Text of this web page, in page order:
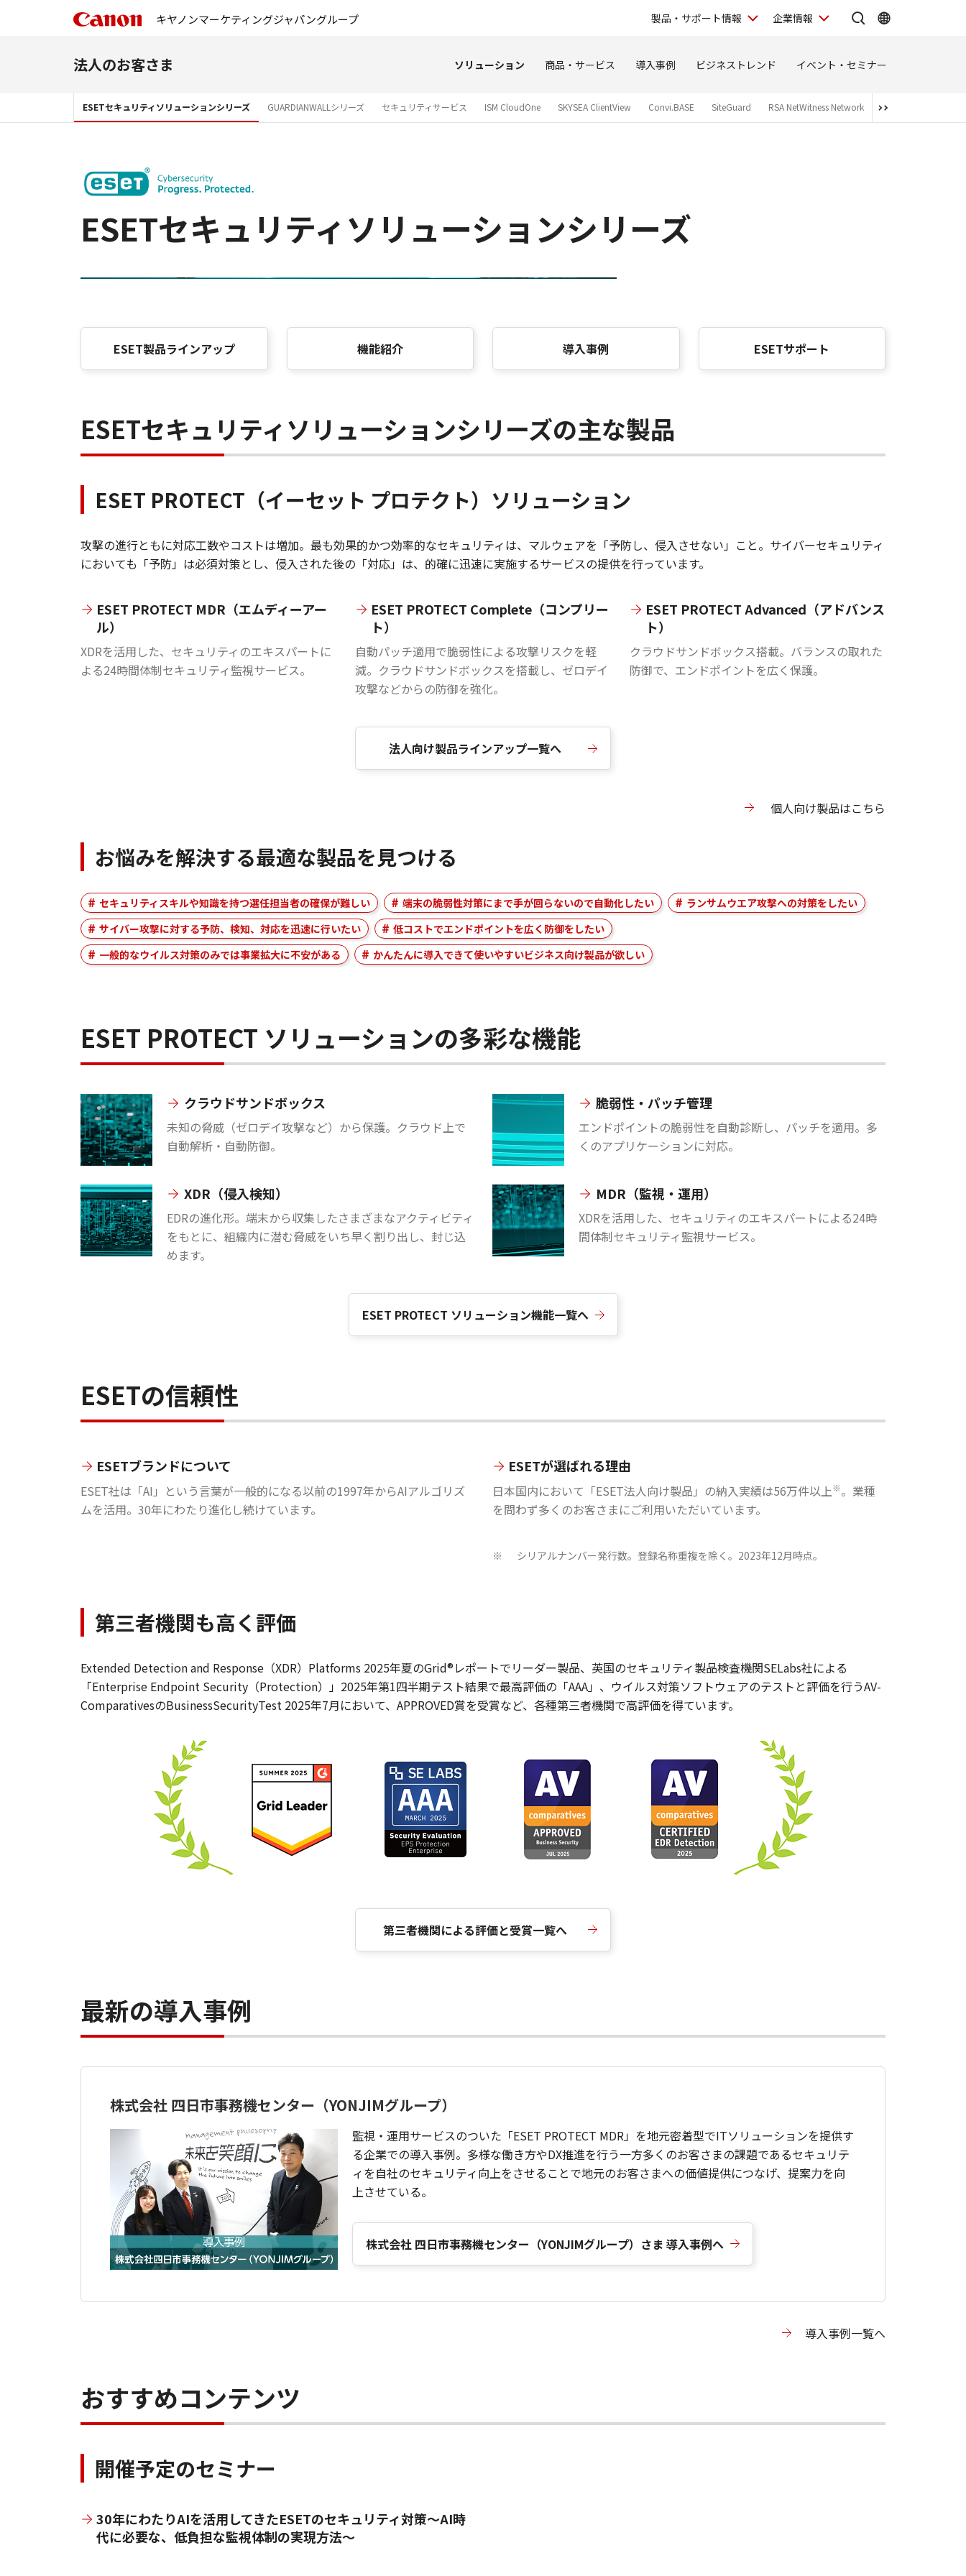
キヤノンマーケティングジャパングループ 製品・サポート情報 企業情報
法人のお客さま ソリューション 商品・サービス 導入事例 ビジネストレンド イベント・セミナー
ESETセキュリティソリューションシリーズ GUARDIANWALLシリーズ セキュリティサービス ISM CloudOne SKYSEA ClientView Convi.BASE SiteGuard RSA NetWitness Network Logstorage
ESETセキュリティソリューションシリーズ
ESET製品ラインアップ 機能紹介 導入事例 ESETサポート
ESETセキュリティソリューションシリーズの主な製品
ESET PROTECT（イーセット プロテクト）ソリューション
攻撃の進行ともに対応工数やコストは増加。最も効果的かつ効率的なセキュリティは、マルウェアを「予防し、侵入させない」こと。サイバーセキュリティ
においても「予防」は必須対策とし、侵入された後の「対応」は、的確に迅速に実施するサービスの提供を行っています。
ESET PROTECT MDR（エムディーアー
ル）
XDRを活用した、セキュリティのエキスパートに
よる24時間体制セキュリティ監視サービス。
ESET PROTECT Complete（コンプリー
ト）
自動パッチ適用で脆弱性による攻撃リスクを軽
減。クラウドサンドボックスを搭載し、ゼロデイ
攻撃などからの防御を強化。
ESET PROTECT Advanced（アドバンス
ト）
クラウドサンドボックス搭載。バランスの取れた
防御で、エンドポイントを広く保護。
法人向け製品ラインアップ一覧へ
個人向け製品はこちら
お悩みを解決する最適な製品を見つける
セキュリティスキルや知識を持つ選任担当者の確保が難しい 端末の脆弱性対策にまで手が回らないので自動化したい
ランサムウエア攻撃への対策をしたい
サイバー攻撃に対する予防、検知、対応を迅速に行いたい
低コストでエンドポイントを広く防御をしたい
一般的なウイルス対策のみでは事業拡大に不安がある
かんたんに導入できて使いやすいビジネス向け製品が欲しい
ESET PROTECT ソリューションの多彩な機能
クラウドサンドボックス
未知の脅威（ゼロデイ攻撃など）から保護。クラウド上で
自動解析・自動防御。
脆弱性・パッチ管理
エンドポイントの脆弱性を自動診断し、パッチを適用。多
くのアプリケーションに対応。
XDR（侵入検知）
EDRの進化形。端末から収集したさまざまなアクティビティ
をもとに、組織内に潜む脅威をいち早く割り出し、封じ込
めます。
MDR（監視・運用）
XDRを活用した、セキュリティのエキスパートによる24時
間体制セキュリティ監視サービス。
ESET PROTECT ソリューション機能一覧へ
ESETの信頼性
ESETブランドについて
ESET社は「AI」という言葉が一般的になる以前の1997年からAIアルゴリズ
ムを活用。30年にわたり進化し続けています。
ESETが選ばれる理由
日本国内において「ESET法人向け製品」の納入実績は56万件以上※。業種
を問わず多くのお客さまにご利用いただいています。
※ シリアルナンバー発行数。登録名称重複を除く。2023年12月時点。
第三者機関も高く評価
Extended Detection and Response（XDR）Platforms 2025年夏のGrid®レポートでリーダー製品、英国のセキュリティ製品検査機関SELabs社による
「Enterprise Endpoint Security（Protection）」2025年第1四半期テスト結果で最高評価の「AAA」、ウイルス対策ソフトウェアのテストと評価を行うAV-
ComparativesのBusinessSecurityTest 2025年7月において、APPROVED賞を受賞など、各種第三者機関で高評価を得ています。
第三者機関による評価と受賞一覧へ
最新の導入事例
株式会社 四日市事務機センター（YONJIMグループ）
監視・運用サービスのついた「ESET PROTECT MDR」を地元密着型でITソリューションを提供す
る企業での導入事例。多様な働き方やDX推進を行う一方多くのお客さまの課題であるセキュリテ
ィを自社のセキュリティ向上をさせることで地元のお客さまへの価値提供につなげ、提案力を向
上させている。
株式会社 四日市事務機センター（YONJIMグループ）さま 導入事例へ
導入事例一覧へ
おすすめコンテンツ
開催予定のセミナー
30年にわたりAIを活用してきたESETのセキュリティ対策～AI時
代に必要な、低負担な監視体制の実現方法～​